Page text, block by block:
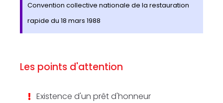
Convention collective nationale de la restauration
rapide du 18 mars 1988
Les points d'attention
Existence d'un prêt d'honneur